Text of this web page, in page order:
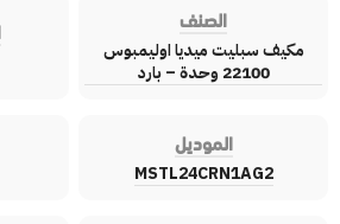
الصنف
مكيف سبليت ميديا اوليمبوس
22100 وحدة – بارد
الموديل
MSTL24CRN1AG2